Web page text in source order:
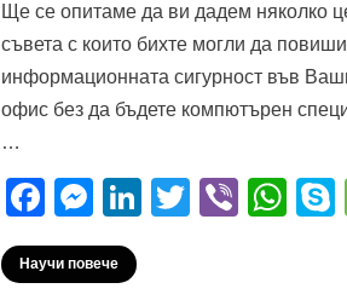
Ще се опитаме да ви дадем няколко
съвета с които бихте могли да
информационната сигурност във
офис без да бъдете компютърен
…
F
a
c
M
e
ss
Li
T
Vi
W
Научи повече